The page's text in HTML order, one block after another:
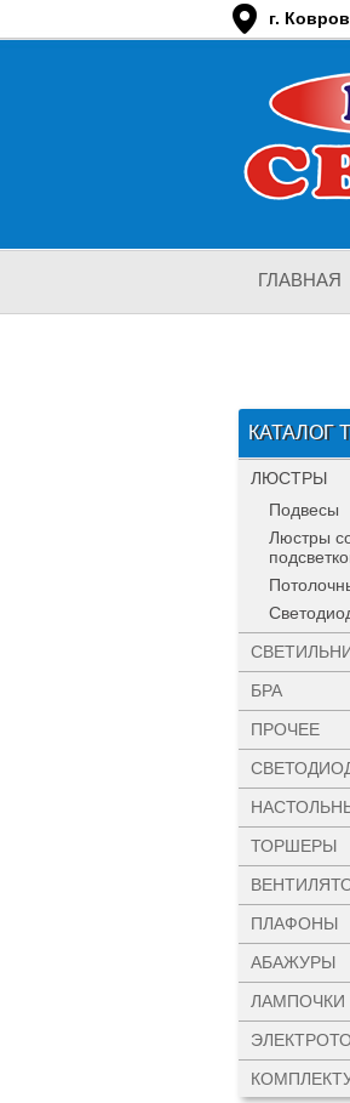
г.
ГЛАВНАЯ
КАТАЛОГ
ЛЮСТРЫ
Подвесы
Люстры
БРА
ПРОЧЕЕ
ТОРШЕРЫ
ПЛАФОНЫ
АБАЖУРЫ
ЛАМПОЧКИ